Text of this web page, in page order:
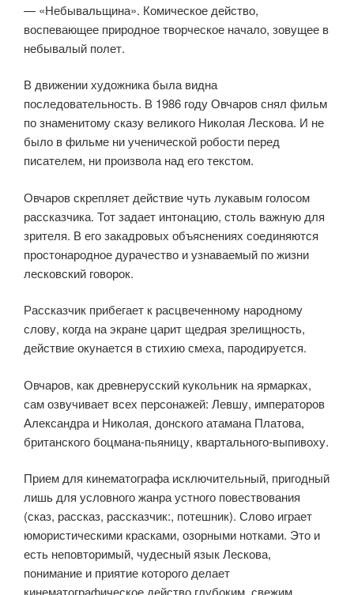
— «Небывальщина». Комическое действо,
воспевающее природное творческое начало, зовущее в
небывалый полет.
В движении художника была видна
последовательность. В 1986 году Овчаров снял фильм
по знаменитому сказу великого Николая Лескова. И не
было в фильме ни ученической робости перед
писателем, ни произвола над его текстом.
Овчаров скрепляет действие чуть лукавым голосом
рассказчика. Тот задает интонацию, столь важную для
зрителя. В его закадровых объяснениях соединяются
простонародное дурачество и узнаваемый по жизни
лесковский говорок.
Рассказчик прибегает к расцвеченному народному
слову, когда на экране царит щедрая зрелищность,
действие окунается в стихию смеха, пародируется.
Овчаров, как древнерусский кукольник на ярмарках,
сам озвучивает всех персонажей: Левшу, императоров
Александра и Николая, донского атамана Платова,
британского боцмана-пьяницу, квартального-выпивоху.
Прием для кинематографа исключительный, пригодный
лишь для условного жанра устного повествования
(сказ, рассказ, рассказчик:, потешник). Слово играет
юмористическими красками, озорными нотками. Это и
есть неповторимый, чудесный язык Лескова,
понимание и приятие которого делает